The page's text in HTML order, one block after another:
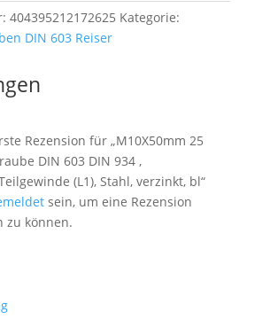
404395212172625 Kategorie:
DIN 603 Reiser
Rezension für „M10X50mm 25
DIN 603 DIN 934 ,
(L1), Stahl, verzinkt, bl“
sein, um eine Rezension
zu können.